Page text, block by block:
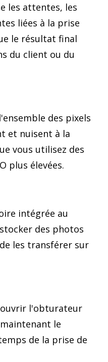
les attentes, les
liées à la prise
le résultat final
du client ou du
des pixels
et nuisent à la
vous utilisez des
plus élevées.
intégrée au
des photos
les transférer sur
l'obturateur
le
de la prise de